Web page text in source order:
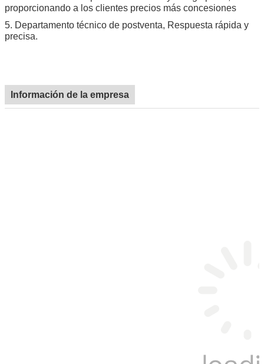
proporcionando a los clientes precios más concesiones
5. Departamento técnico de postventa, Respuesta rápida y
precisa.
Información de la empresa